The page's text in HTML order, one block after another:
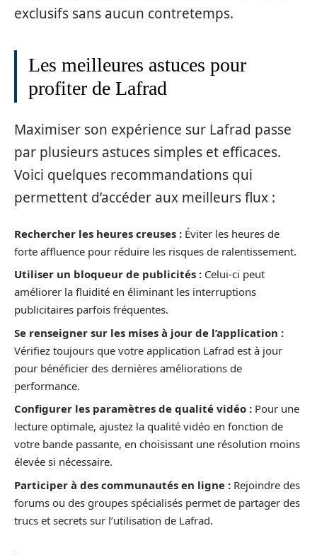
exclusifs sans aucun contretemps.
Les meilleures astuces pour
profiter de Lafrad
Maximiser son expérience sur Lafrad passe
par plusieurs astuces simples et efficaces.
Voici quelques recommandations qui
permettent d’accéder aux meilleurs flux :
Rechercher les heures creuses : Éviter les heures de
forte affluence pour réduire les risques de ralentissement.
Utiliser un bloqueur de publicités : Celui-ci peut
améliorer la fluidité en éliminant les interruptions
publicitaires parfois fréquentes.
Se renseigner sur les mises à jour de l’application :
Vérifiez toujours que votre application Lafrad est à jour
pour bénéficier des dernières améliorations de
performance.
Configurer les paramètres de qualité vidéo : Pour une
lecture optimale, ajustez la qualité vidéo en fonction de
votre bande passante, en choisissant une résolution moins
élevée si nécessaire.
Participer à des communautés en ligne : Rejoindre des
forums ou des groupes spécialisés permet de partager des
trucs et secrets sur l’utilisation de Lafrad.